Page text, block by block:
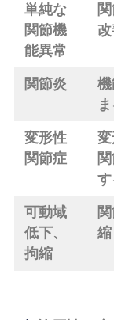
単純な
関節機
能異常
関節炎
変形性
関節症
可動域
低下、
拘縮